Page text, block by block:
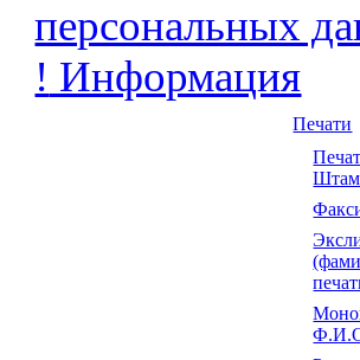
персональных
! Информация
Печати